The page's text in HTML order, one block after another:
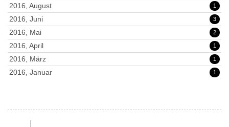
2016, August 1
2016, Juni 3
2016, Mai 2
2016, April 1
2016, März 1
2016, Januar 1